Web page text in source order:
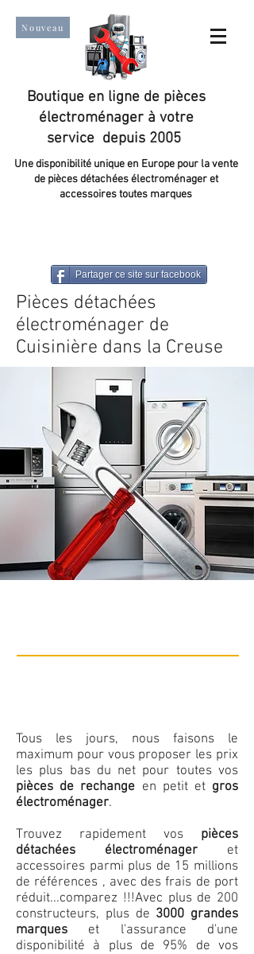
Nouveau
Boutique en ligne de pièces
électroménager à votre
service depuis 2005
Une disponibilité unique en Europe pour la vente
de pièces détachées électroménager et
accessoires toutes marques
Partager ce site sur facebook
Pièces détachées
électroménager de
Cuisinière dans la Creuse
Tous les jours, nous faisons le
maximum pour vous proposer les prix
les plus bas du net pour toutes vos
pièces de rechange en petit et gros
électroménager.
Trouvez rapidement vos pièces
détachées électroménager et
accessoires parmi plus de 15 millions
de références , avec des frais de port
réduit...comparez !!!Avec plus de 200
constructeurs, plus de 3000 grandes
marques et l'assurance d'une
disponibilité à plus de 95% de vos